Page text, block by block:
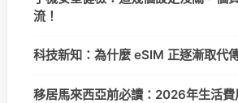
流！
科技新知：為什麼 eSIM 正逐漸取代
移居馬來西亞前必讀：2026年生活費